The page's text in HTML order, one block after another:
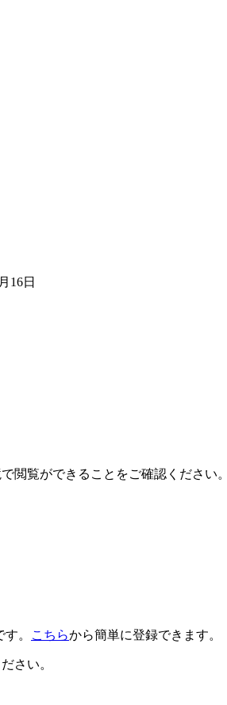
16日
閲覧ができることをご確認ください。
。 こちらから簡単に登録できます。
さい。